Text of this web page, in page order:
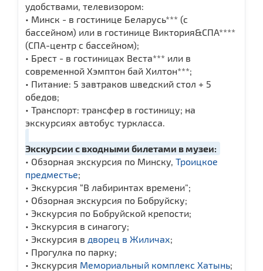
удобствами, телевизором:
• Минск - в гостинице Беларусь*** (с
бассейном) или в гостинице Виктория&СПА****
(СПА-центр с бассейном);
• Брест - в гостиницах Веста*** или в
современной Хэмптон бай Хилтон***;
• Питание: 5 завтраков шведский стол + 5
обедов;
• Транспорт: трансфер в гостиницу; на
экскурсиях автобус туркласса.
Экскурсии с входными билетами в музеи:
• Обзорная экскурсия по Минску, Троицкое
предместье;
• Экскурсия “В лабиринтах времени”;
• Обзорная экскурсия по Бобруйску;
• Экскурсия по Бобруйской крепости;
• Экскурсия в синагогу;
• Экскурсия в дворец в Жиличах;
• Прогулка по парку;
• Экскурсия Мемориальный комплекс Хатынь;